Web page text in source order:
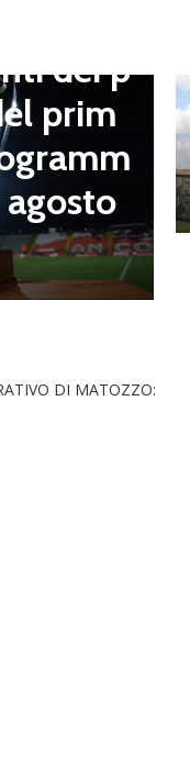
D,
dei p
prim
DI MATOZZO: